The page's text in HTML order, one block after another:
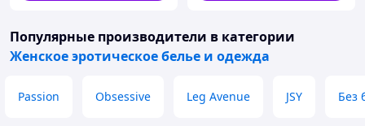
Популярные производители в категории
Женское эротическое белье и одежда
Passion Obsessive Leg Avenue JSY Без